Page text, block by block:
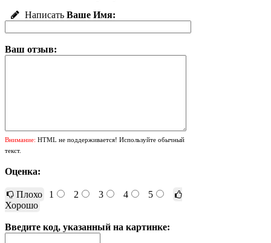
Написать Ваше Имя:
Ваш отзыв:
Внимание: HTML не поддерживается! Используйте обычный
текст.
Оценка:
Плохо 1 2 3 4
5
Хорошо
Введите код, указанный на картинке: